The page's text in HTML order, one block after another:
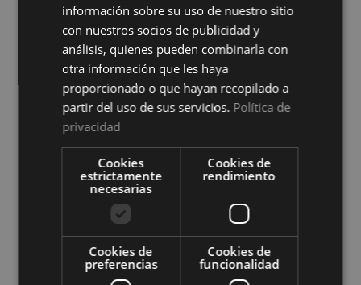
Impermeable Cotoblau
Ver precio
COMPRAR
Reversible Cotoblau
Ver precio
COMPRAR
información sobre su uso de nuestro sitio
con nuestros socios de publicidad y
análisis, quienes pueden combinarla con
otra información que les haya
proporcionado o que hayan recopilado a
partir del uso de sus servicios. Política de
privacidad
Cookies
estrictamente
necesarias
Cookies de
rendimiento
Cookies de
preferencias
Cookies de
funcionalidad